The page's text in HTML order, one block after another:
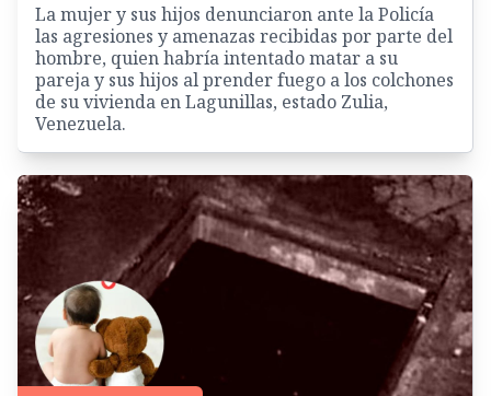
La mujer y sus hijos denunciaron ante la Policía
las agresiones y amenazas recibidas por parte del
hombre, quien habría intentado matar a su
pareja y sus hijos al prender fuego a los colchones
de su vivienda en Lagunillas, estado Zulia,
Venezuela.